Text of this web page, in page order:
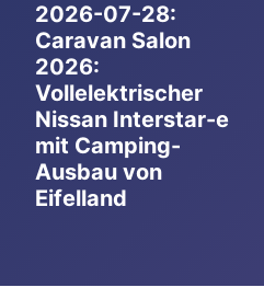
2026-07-28:
Caravan Salon
2026:
Vollelektrischer
Nissan Interstar-e
mit Camping-
Ausbau von
Eifelland